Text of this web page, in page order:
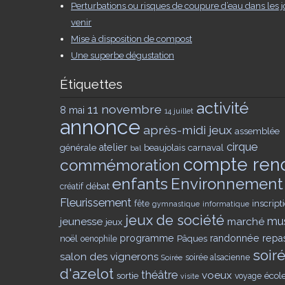
Perturbations ou risques de coupure d’eau dans les
venir
Mise à disposition de compost
Une superbe dégustation
Étiquettes
8 mai 11 novembre 14 juillet activité
annonce après-midi jeux assemblée
générale atelier bal beaujolais carnaval cirque
commémoration compte
créatif débat enfants Environnement
Fleurissement fête gymnastique informatique
jeunesse jeux jeux de société marché
noël oenophile programme Pâques randonnée
salon des vignerons Soirée soirée alsacienne
d'azelot sortie théâtre visite voeux voyage